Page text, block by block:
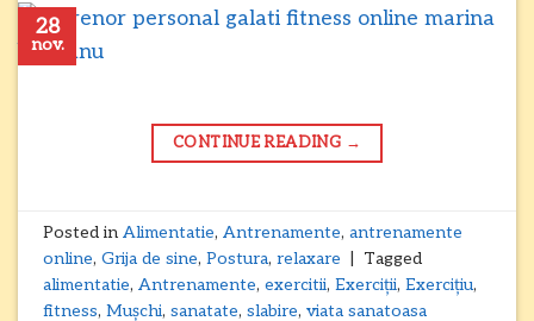
28
nov.
CONTINUE READING →
Posted inAlimentatie,Antrenamente,antrenamente
online,Grija de sine,Postura,relaxare
Tagged
alimentatie,Antrenamente,exercitii,Exerciții,Exercițiu,
fitness,Mușchi,sanatate,slabire,viata sanatoasa